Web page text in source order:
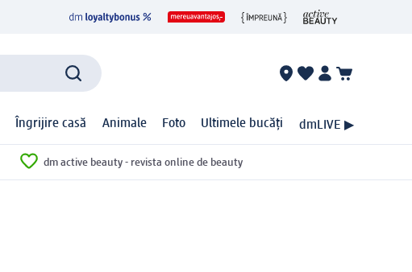
Îngrijire casă Animale Foto Ultimele bucăți dmLIVE ▶
dm active beauty - revista online de beauty